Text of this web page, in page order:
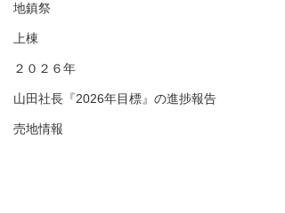
地鎮祭
上棟
２０２６年
山田社長『2026年目標』の進捗報告
売地情報